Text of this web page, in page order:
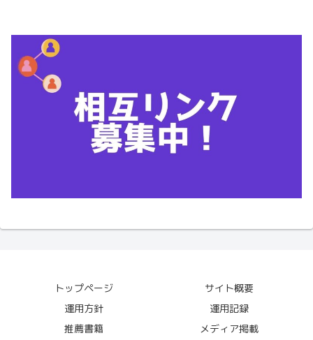
トップページ
サイト概要
運用方針
運用記録
推薦書籍
メディア掲載